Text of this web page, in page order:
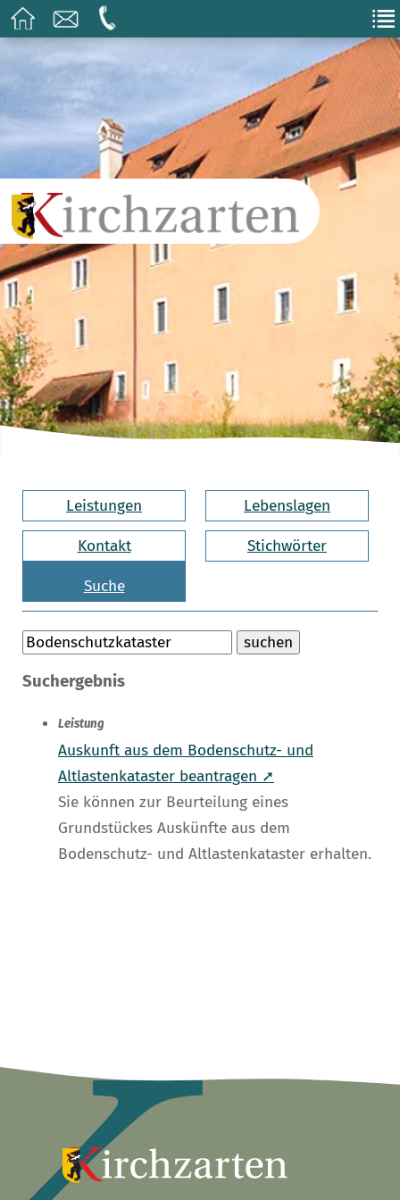
Leistungen Lebenslagen
Kontakt Stichwörter
Suche
Suchergebnis
Leistung
Auskunft aus dem Bodenschutz- und
Altlastenkataster beantragen ➚
Sie können zur Beurteilung eines
Grundstückes Auskünfte aus dem
Bodenschutz- und Altlastenkataster erhalten.